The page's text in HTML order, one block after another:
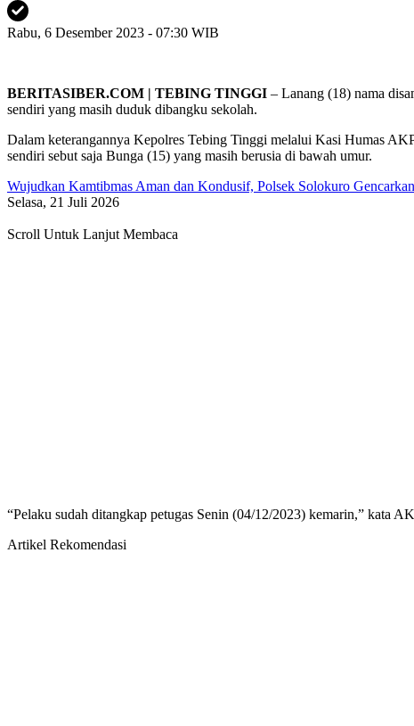
Rabu, 6 Desember 2023 - 07:30 WIB
BERITASIBER.COM | TEBING TINGGI – Lanang (18) nama
sendiri yang masih duduk dibangku sekolah.
Dalam keterangannya Kepolres Tebing Tinggi melalui Kasi Humas
sendiri sebut saja Bunga (15) yang masih berusia di bawah umur.
Wujudkan Kamtibmas Aman dan Kondusif, Polsek Solokuro
Selasa, 21 Juli 2026
Scroll Untuk Lanjut Membaca
“Pelaku sudah ditangkap petugas Senin (04/12/2023) kemarin,” kata
Artikel Rekomendasi